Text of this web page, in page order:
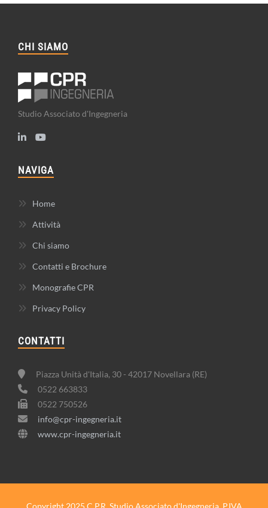
CHI SIAMO
Studio Associato d'Ingegneria
NAVIGA
Home
Attività
Chi siamo
Contatti e Brochure
Monografie CPR
Privacy Policy
CONTATTI
Piazza Unità d'Italia, 30 - 42017 Novellara (RE)
0522 663833
0522 750526
info@cpr-ingegneria.it
www.cpr-ingegneria.it
Copyright 2025 C.P.R. Studio Associato d'Ingegneria. P.IVA